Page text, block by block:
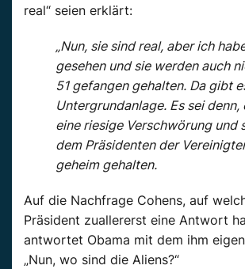
real“ seien erklärt:
„Nun, sie sind real, aber ich
gesehen und sie werden auch
51 gefangen gehalten. Da gibt
Untergrundanlage. Es sei denn,
eine riesige Verschwörung und
dem Präsidenten der
geheim gehalten.
Auf die Nachfrage Cohens, auf
Präsident zuallererst eine Antwort
antwortet Obama mit dem ihm
„Nun, wo sind die Aliens?“